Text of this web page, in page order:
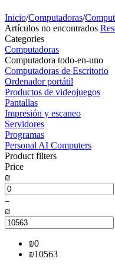
Inicio/Computadoras/
Artículos no encontrados
Сategories
Computadoras
Computadora todo-en-uno
Computadoras de Escritorio
Ordenador portátil
Productos de videojuegos
Pantallas
Impresión y escaneo
Servidores
Programas
Personal AI Computers
Product filters
Price
₪
–
₪
₪0
₪10563